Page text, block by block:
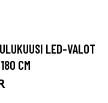
LED-VALOT
CM